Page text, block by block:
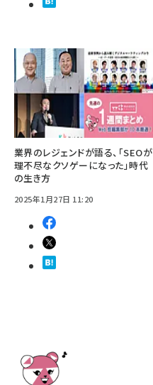
業界のレジェンドが語る、「SEOが
理不尽なクソゲーになった」時代
の生き方
2025年1月27日 11:20